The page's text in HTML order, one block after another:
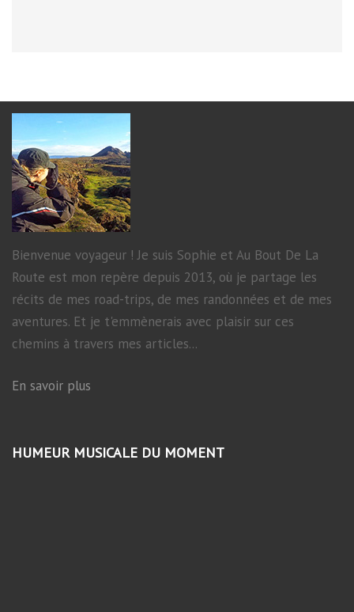
Bienvenue voyageur ! Je suis Sophie et Au Bout De La
Route est mon repère depuis 2013, où je partage les
récits de mes road-trips, de mes randonnées et de mes
aventures. Et je t'emmènerais avec plaisir sur ces
chemins à travers mes articles...
En savoir plus
HUMEUR MUSICALE DU MOMENT